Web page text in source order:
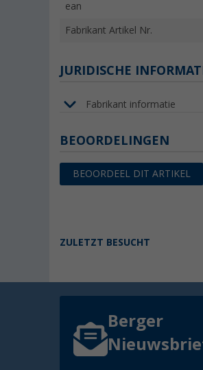
ean
Fabrikant Artikel Nr.
JURIDISCHE
Fabrikant informatie
BEOORDELINGEN
BEOORDEEL DIT ARTIKEL
ZULETZT BESUCHT
Berger